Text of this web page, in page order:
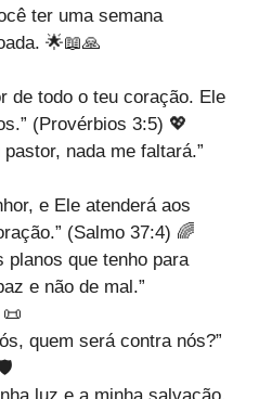
ter uma semana
🌟📖🙏
de todo o teu coração. Ele
(Provérbios 3:5) 💖
nada me faltará.”
e Ele atenderá aos
(Salmo 37:4) 🌈
planos que tenho para
e não de mal.”
quem será contra nós?”